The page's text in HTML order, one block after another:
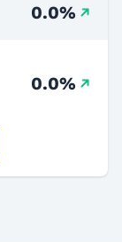
0.0%
0.0%